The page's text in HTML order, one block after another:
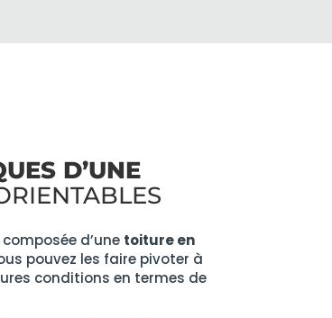
D’UNE
d’une toiture en
pouvez les faire pivoter à
conditions en termes de